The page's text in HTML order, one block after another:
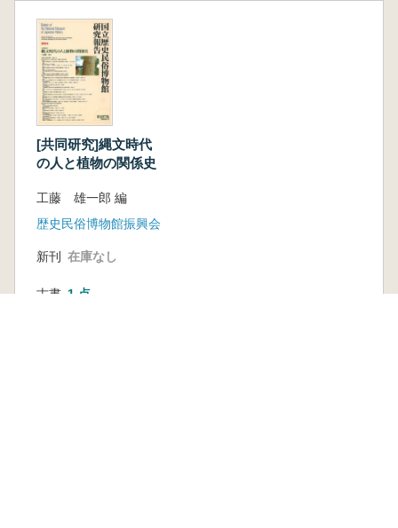
【論文】
篠崎茂雄 アサ利用の民俗学的研究
【調査研究活動報告】
工藤雄一郎・一木絵理 縄文時代のアサ出土例
集成
【論文】
吉川昌伸・工藤雄一郎 アサ花粉の同定とその
【論文】
小林和貴・鈴木三男 出土編組製品素材の同定
【調査研究活動報告】
吉川昌伸・工藤雄一郎・能城修一・吉川純子・
[共同研究]縄文時代
の人と植物の関係史
工藤 雄一郎 編
歴史民俗博物館振興会
新刊 在庫なし
古書 1 点